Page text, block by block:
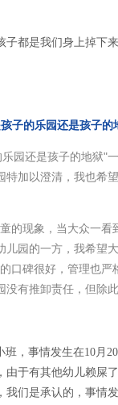
都是我们身上掉下
子的乐园还是孩子的
还是孩子的地狱"一
加以澄清，我也希
现象，当大众一看
园的一方，我希望
口碑很好，管理也
有推卸责任，但除
，事情发生在10月
由于有其他幼儿赖屎
们是承认的，事情